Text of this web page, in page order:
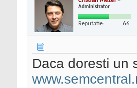
Administrator
Reputatie: 66
Daca doresti un